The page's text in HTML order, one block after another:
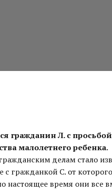
гражданин Л. с
малолетнего ребенка.
делам стало
гражданкой С. от
время они все